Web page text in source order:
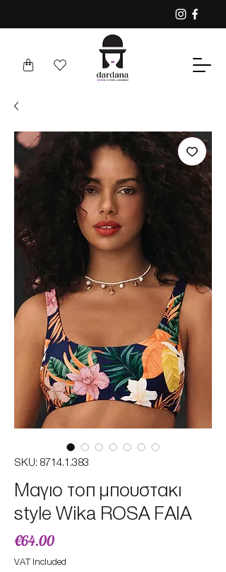
SKU: 8714.1.383
Μαγιο τοπ μπουστακι
style Wika ROSA FAIA
€64.00Price
VAT Included